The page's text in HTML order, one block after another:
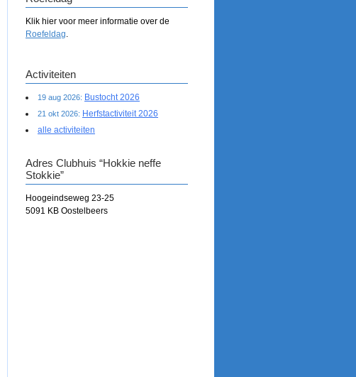
Klik hier voor meer informatie over de
Roefeldag.
Activiteiten
19 aug 2026: Bustocht 2026
21 okt 2026: Herfstactiviteit 2026
alle activiteiten
Adres Clubhuis “Hokkie neffe
Stokkie”
Hoogeindseweg 23-25
5091 KB Oostelbeers